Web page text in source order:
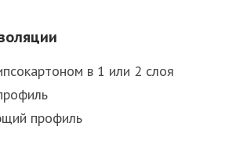
в 1 или 2 слоя
профиль